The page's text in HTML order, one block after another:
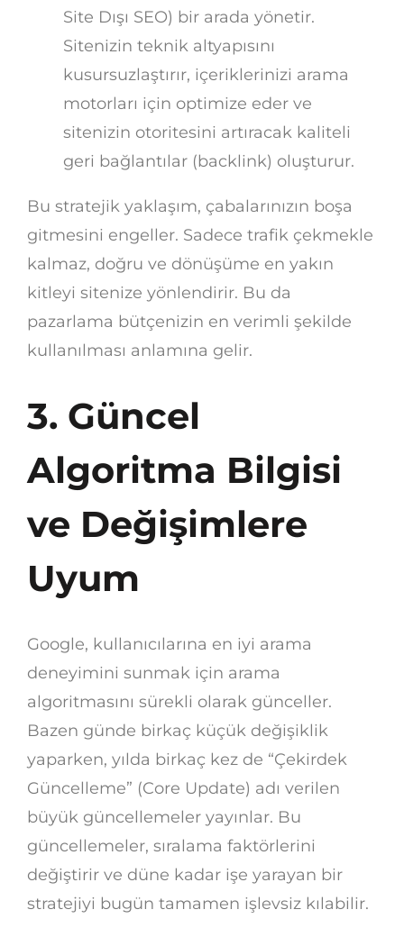
Site Dışı SEO) bir arada yönetir.
Sitenizin teknik altyapısını
kusursuzlaştırır, içeriklerinizi arama
motorları için optimize eder ve
sitenizin otoritesini artıracak kaliteli
geri bağlantılar (backlink) oluşturur.
Bu stratejik yaklaşım, çabalarınızın boşa
gitmesini engeller. Sadece trafik çekmekle
kalmaz, doğru ve dönüşüme en yakın
kitleyi sitenize yönlendirir. Bu da
pazarlama bütçenizin en verimli şekilde
kullanılması anlamına gelir.
3. Güncel
Algoritma Bilgisi
ve Değişimlere
Uyum
Google, kullanıcılarına en iyi arama
deneyimini sunmak için arama
algoritmasını sürekli olarak günceller.
Bazen günde birkaç küçük değişiklik
yaparken, yılda birkaç kez de “Çekirdek
Güncelleme” (Core Update) adı verilen
büyük güncellemeler yayınlar. Bu
güncellemeler, sıralama faktörlerini
değiştirir ve düne kadar işe yarayan bir
stratejiyi bugün tamamen işlevsiz kılabilir.